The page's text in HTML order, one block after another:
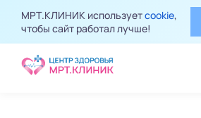
МРТ.КЛИНИК используетcookie,
чтобы сайт работал лучше!